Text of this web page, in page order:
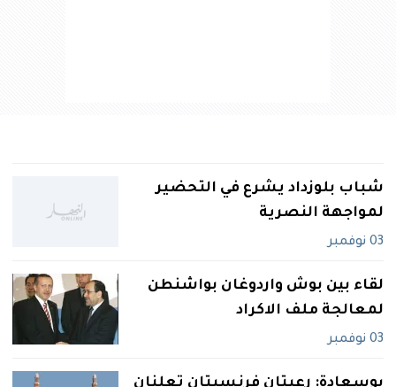
شباب بلوزداد يشرع في التحضير
لمواجهة النصرية
03 نوفمبر
لقاء بين بوش واردوغان بواشنطن
لمعالجة ملف الاكراد
03 نوفمبر
بوسعادة: رعيتان فرنسيتان تعلنان